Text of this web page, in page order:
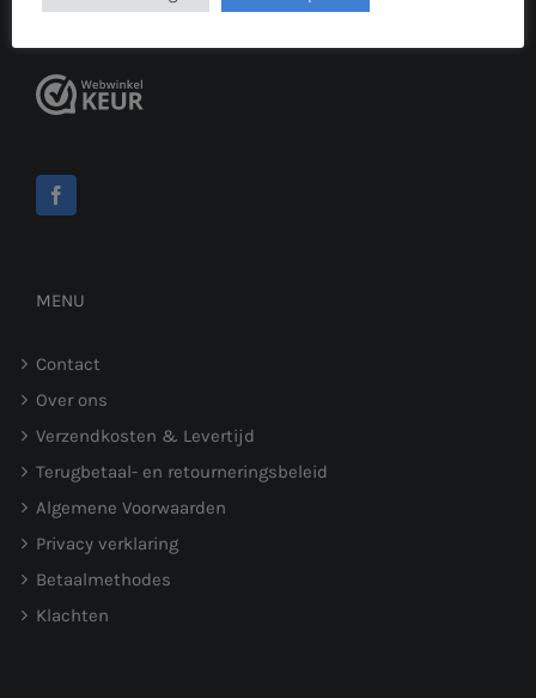
MENU
Contact
Over ons
Verzendkosten & Levertijd
Terugbetaal- en retourneringsbeleid
Algemene Voorwaarden
Privacy verklaring
Betaalmethodes
Klachten